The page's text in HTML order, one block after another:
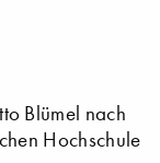
Blümel nach
Hochschule